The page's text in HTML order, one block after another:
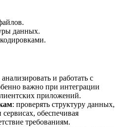
данных.
анализировать и работать с
важно при интеграции
приложений.
: проверять структуру данных,
обеспечивая
требованиям.